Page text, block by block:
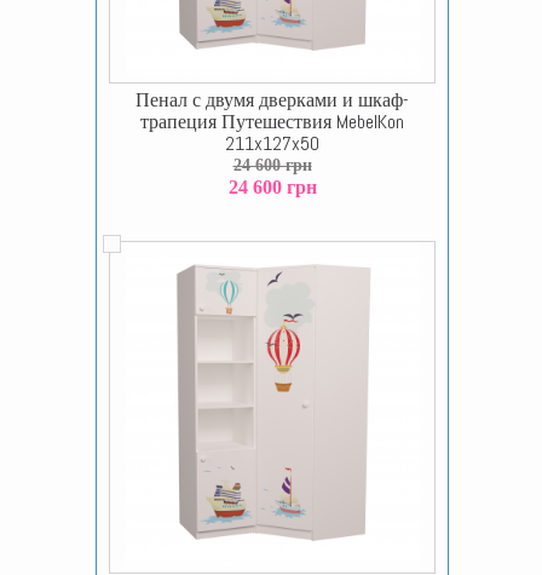
Пенал с двумя дверками и шкаф-
трапеция Путешествия MebelKon
211x127x50
24 600 грн
24 600 грн